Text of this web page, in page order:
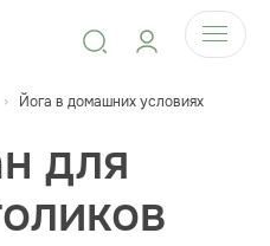
Йога в домашних условиях
для